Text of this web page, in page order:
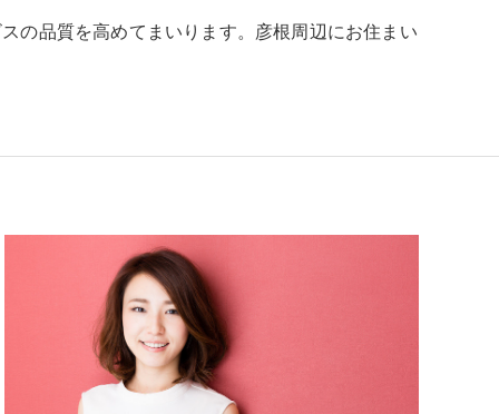
の品質を高めてまいります。彦根周辺にお住まい